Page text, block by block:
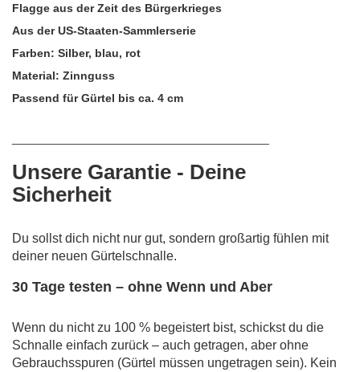
Flagge aus der Zeit des Bürgerkrieges
Aus der US-Staaten-Sammlerserie
Farben: Silber, blau, rot
Material: Zinnguss
Passend für Gürtel bis ca. 4 cm
Unsere Garantie - Deine
Sicherheit
Du sollst dich nicht nur gut, sondern großartig fühlen mit
deiner neuen Gürtelschnalle.
30 Tage testen – ohne Wenn und Aber
Wenn du nicht zu 100 % begeistert bist, schickst du die
Schnalle einfach zurück – auch getragen, aber ohne
Gebrauchsspuren (Gürtel müssen ungetragen sein). Kein